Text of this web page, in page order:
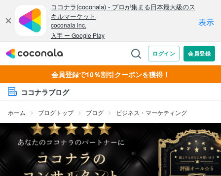
会員登録で10％割引クーポンを獲得！
ココナラブログ
ホーム ブログトップ ブログ ビジネス・マーケティング